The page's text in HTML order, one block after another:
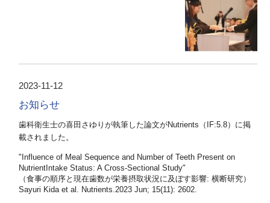
2023-11-12
お知らせ
歯科衛生士の喜田さゆりが執筆した論文がNutrients（IF:5.8）に掲
載されました。
"Influence of Meal Sequence and Number of Teeth Present on
NutrientIntake Status: A Cross-Sectional Study"
（食事の順序と現在歯数が栄養摂取状況に及ぼす影響:横断研究）
Sayuri Kida et al. Nutrients.2023 Jun; 15(11): 2602.